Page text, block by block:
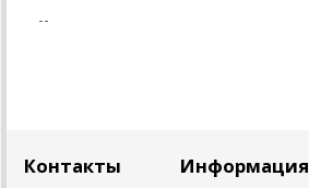
--
Контакты Информация